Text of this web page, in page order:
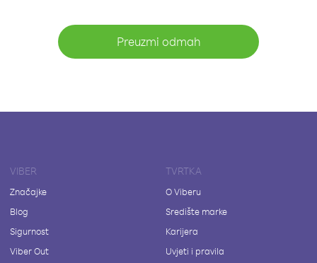
Preuzmi odmah
VIBER
Značajke
Blog
Sigurnost
Viber Out
TVRTKA
O Viberu
Središte marke
Karijera
Uvjeti i pravila